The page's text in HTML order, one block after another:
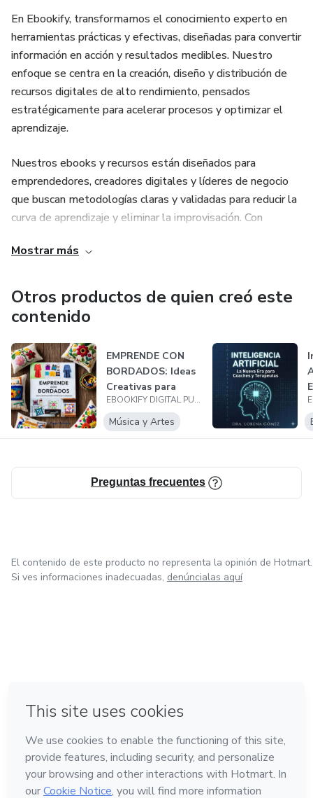
🚀 Empieza hoy y transforma tu celular en una máquina de
ingresos.
👉 Da el primer paso ahora y accede al método completo.
En Ebookify, transformamos el conocimiento experto en
herramientas prácticas y efectivas, diseñadas para convertir
información en acción y resultados medibles. Nuestro
enfoque se centra en la creación, diseño y distribución de
recursos digitales de alto rendimiento, pensados
estratégicamente para acelerar procesos y optimizar el
aprendizaje.
Nuestros ebooks y recursos están diseñados para
emprendedores, creadores digitales y líderes de negocio
que buscan metodologías claras y validadas para reducir la
curva de aprendizaje y eliminar la improvisación. Con
el primer momento, con estructura y enfoque
Mostrar más
Otros productos de quien creó este
contenido
EMPRENDE CON
BORDADOS: Ideas
Creativas para
Potenciar tu Neg...EBOOKIFY DIGITAL PUBLISHERS
Música y Artes
Preguntas frecuentes
El contenido de este producto no representa la opinión de Hotmart.
Si ves informaciones inadecuadas, denúncialas aquí
Hecho con❤ en Belo Horizonte
Conoce Hotmart